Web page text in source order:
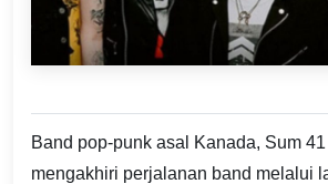
Band pop-punk asal Kanada, Sum
mengakhiri perjalanan band melalui